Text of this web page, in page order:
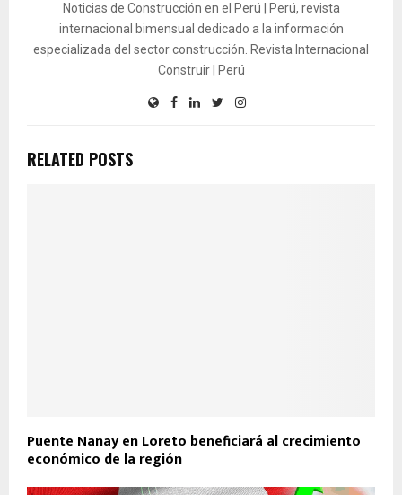
Noticias de Construcción en el Perú | Perú, revista
internacional bimensual dedicado a la información
especializada del sector construcción. Revista Internacional
Construir | Perú
RELATED POSTS
Puente Nanay en Loreto beneficiará al crecimiento
económico de la región